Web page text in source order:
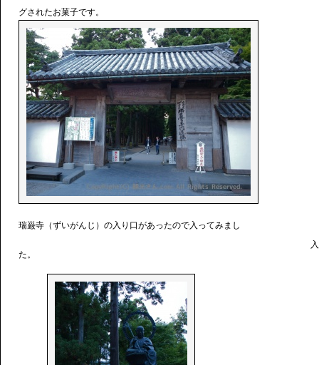
グされたお菓子です。
瑞巌寺（ずいがんじ）の入り口があったので入ってみまし
た。